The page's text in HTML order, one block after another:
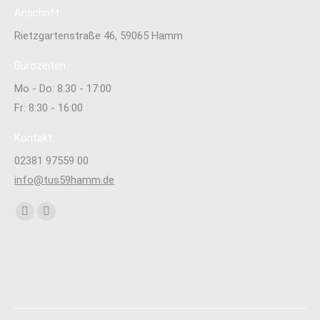
Rietzgartenstraße 46, 59065 Hamm
Mo - Do: 8.30 - 17:00
Fr: 8:30 - 16:00
02381 97559 00
info@tus59hamm.de
Finden Sie uns auf: